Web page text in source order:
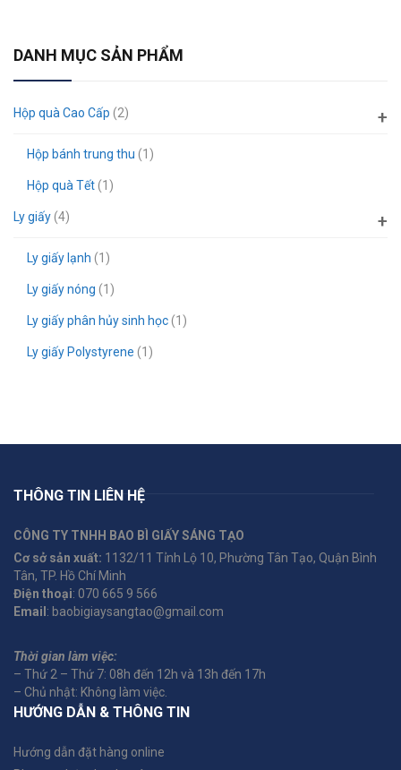
DANH MỤC SẢN PHẨM
Hộp quà Cao Cấp (2)
Hộp bánh trung thu (1)
Hộp quà Tết(1)
Ly giấy(4)
Ly giấy lạnh (1)
Ly giấy nóng (1)
Ly giấy phân hủy sinh học(1)
Ly giấy Polystyrene (1)
THÔNG TIN LIÊN HỆ
CÔNG TY TNHH BAO BÌ GIẤY SÁNG TẠO
Cơ sở sản xuất: 1132/11 Tỉnh Lộ 10, Phường Tân Tạo, Quận Bình
Tân, TP. Hồ Chí Minh
Điện thoại: 070 665 9 566
Email : baobigiaysangtao@gmail.com
Thời gian làm việc:
– Thứ 2 – Thứ 7: 08h đến 12h và 13h đến 17h
– Chủ nhật: Không làm việc.
HƯỚNG DẪN & THÔNG TIN
Hướng dẫn đặt hàng online